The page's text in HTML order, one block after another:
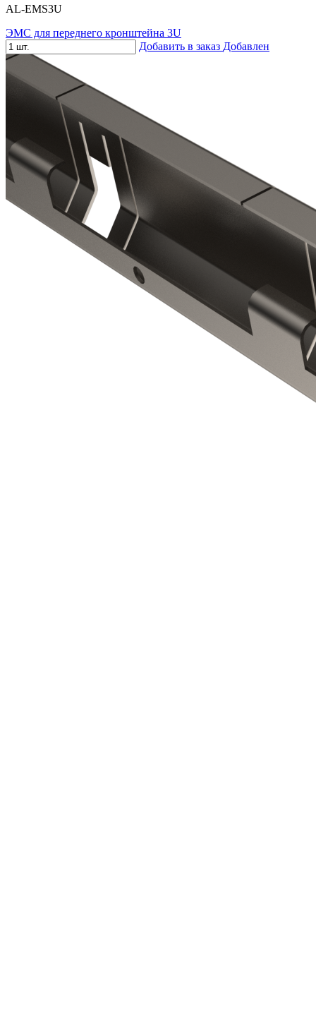
AL-EMS3U
ЭМС для переднего кронштейна 3U
Добавить в заказ Добавлен